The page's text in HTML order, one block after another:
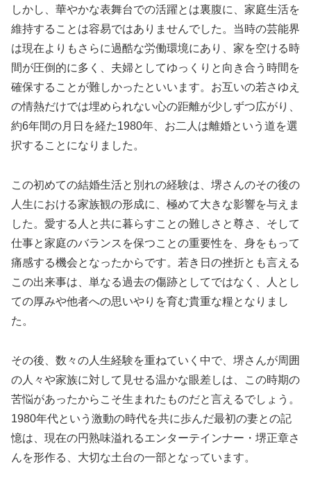
しかし、華やかな表舞台での活躍とは裏腹に、家庭生活を
維持することは容易ではありませんでした。当時の芸能界
は現在よりもさらに過酷な労働環境にあり、家を空ける時
間が圧倒的に多く、夫婦としてゆっくりと向き合う時間を
確保することが難しかったといいます。お互いの若さゆえ
の情熱だけでは埋められない心の距離が少しずつ広がり、
約6年間の月日を経た1980年、お二人は離婚という道を選
択することになりました。
この初めての結婚生活と別れの経験は、堺さんのその後の
人生における家族観の形成に、極めて大きな影響を与えま
した。愛する人と共に暮らすことの難しさと尊さ、そして
仕事と家庭のバランスを保つことの重要性を、身をもって
痛感する機会となったからです。若き日の挫折とも言える
この出来事は、単なる過去の傷跡としてではなく、人とし
ての厚みや他者への思いやりを育む貴重な糧となりまし
た。
その後、数々の人生経験を重ねていく中で、堺さんが周囲
の人々や家族に対して見せる温かな眼差しは、この時期の
苦悩があったからこそ生まれたものだと言えるでしょう。
1980年代という激動の時代を共に歩んだ最初の妻との記
憶は、現在の円熟味溢れるエンターテインナー・堺正章さ
んを形作る、大切な土台の一部となっています。